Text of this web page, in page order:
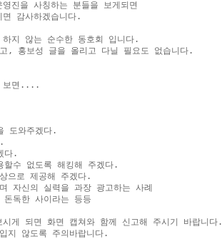
진을 사칭하는 분들을 보게되면
감사하겠습니다.
지 않는 순수한 동호회 입니다.
, 홍보성 글을 올리고 다닐 필요도 없습니다.
보면....
도와주겠다.
다.
수 없도록 해킹해 주겠다.
으로 제공해 주겠다.
자신의 실력을 과장 광고하는 사례
독한 사이라는 등등
시게 되면 화면 캡쳐와 함께 신고해 주시기 바랍니다.
지 않도록 주의바랍니다.